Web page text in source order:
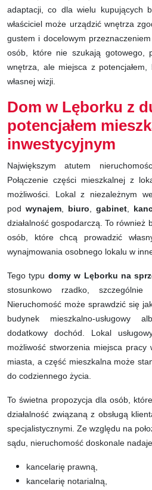
adaptacji, co dla wielu kupujących
właściciel może urządzić wnętrza
gustem i docelowym
osób, które nie szukają gotowego,
wnętrza, ale miejsca z
własnej wizji.
Dom w Lęborku z
potencjałem
inwestycyjnym
Największym atutem
Połączenie części mieszkalnej z
możliwości. Lokal z niezależnym
pod wynajem biuro gabinet
działalność gospodarczą. To również
osób, które chcą prowadzić
wynajmowania osobnego lokalu w
Tego typu domy w Lęborku na
stosunkowo rzadko,
Nieruchomość może sprawdzić się
budynek mieszkalno-usługowy
dodatkowy dochód. Lokal
możliwość stworzenia miejsca pracy
miasta, a część mieszkalna może
do codziennego życia.
To świetna propozycja dla osób,
działalność związaną z obsługą
specjalistycznymi. Ze względu na
sądu, nieruchomość doskonale
kancelarię prawną,
kancelarię notarialną,